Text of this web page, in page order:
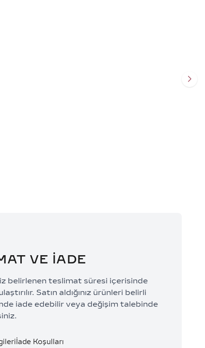
VE İADE
belirlenen teslimat süresi içerisinde
Satın aldığınız ürünleri belirli
iade edebilir veya değişim talebinde
İade Koşulları